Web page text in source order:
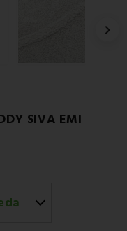

SIVA EMI